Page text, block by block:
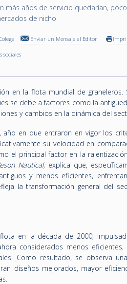
más años de servicio quedarían,
de nicho
Enviar un Mensaje al Editor
sociales
en la flota mundial de graneleros.
se debe a factores como la
y cambios en la dinámica del
en que entraron en vigor los
su velocidad en
el principal factor en la
Nautical, explica que,
y menos eficientes,
la transformación general del
en la década de 2000,
considerados menos eficientes,
Como resultado, se observa
diseños mejorados, mayor